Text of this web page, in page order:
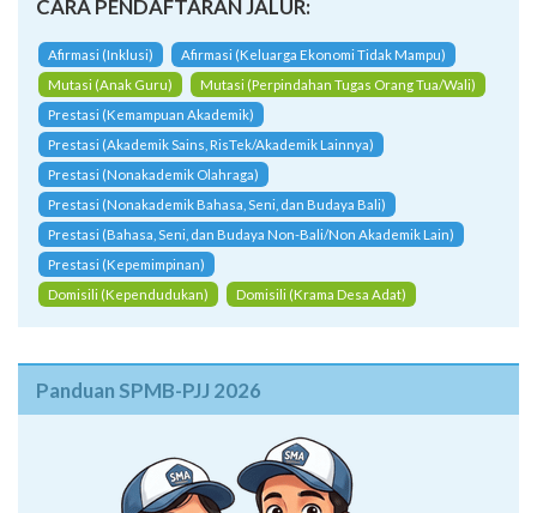
CARA PENDAFTARAN JALUR:
Afirmasi (Inklusi)
Afirmasi (Keluarga Ekonomi Tidak Mampu)
Mutasi (Anak Guru)
Mutasi (Perpindahan Tugas Orang Tua/Wali)
Prestasi (Kemampuan Akademik)
Prestasi (Akademik Sains, RisTek/Akademik Lainnya)
Prestasi (Nonakademik Olahraga)
Prestasi (Nonakademik Bahasa, Seni, dan Budaya Bali)
Prestasi (Bahasa, Seni, dan Budaya Non-Bali/Non Akademik Lain)
Prestasi (Kepemimpinan)
Domisili (Kependudukan)
Domisili (Krama Desa Adat)
Panduan SPMB-PJJ 2026